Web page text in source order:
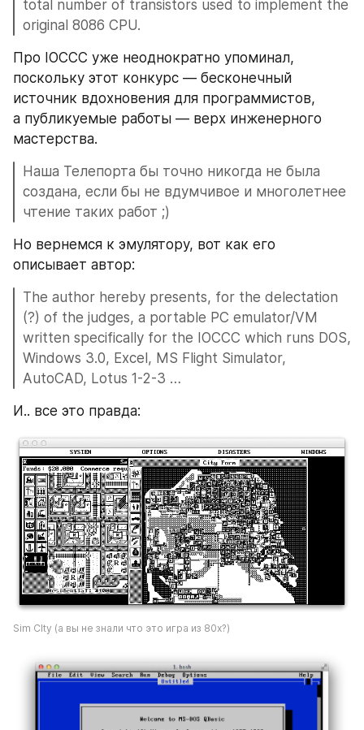
total number of transistors used to implement the
original 8086 CPU.
Про IOCCC уже неоднократно упоминал,
поскольку этот конкурс — бесконечный
источник вдохновения для программистов,
а публикуемые работы — верх инженерного
мастерства.
Наша Телепорта бы точно никогда не была
создана, если бы не вдумчивое и многолетнее
чтение таких работ ;)
Но вернемся к эмулятору, вот как его
описывает автор:
The author hereby presents, for the delectation
(?) of the judges, a portable PC emulator/VM
written specifically for the IOCCC which runs DOS,
Windows 3.0, Excel, MS Flight Simulator,
AutoCAD, Lotus 1-2-3 …
И.. все это правда:
Sim CIty (а вы не знали что это игра из 80х?)